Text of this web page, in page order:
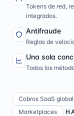
Tokens de red,
integrados.
Antifraude
Reglas de
Una sola
Todos los
Cobros SaaS
Marketplaces